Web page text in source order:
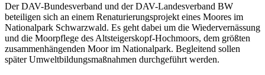
Der DAV-Bundesverband und der DAV-Landesverband BW
beteiligen sich an einem Renaturierungsprojekt eines Moores im
Nationalpark Schwarzwald. Es geht dabei um die Wiedervernässung
und die Moorpflege des Altsteigerskopf-Hochmoors, dem größten
zusammenhängenden Moor im Nationalpark. Begleitend sollen
später Umweltbildungsmaßnahmen durchgeführt werden.